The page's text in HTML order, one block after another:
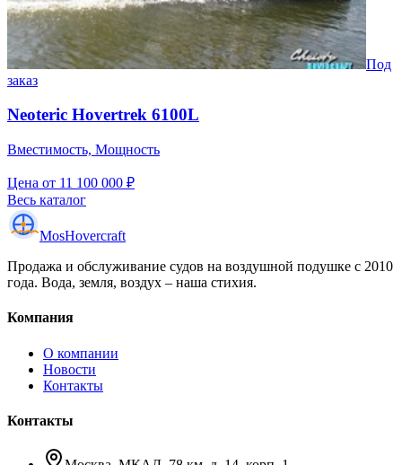
Под
заказ
Neoteric Hovertrek 6100L
Вместимость, Мощность
Цена от 11 100 000 ₽
Весь каталог
MosHovercraft
Продажа и обслуживание судов на воздушной подушке с 2010
года. Вода, земля, воздух – наша стихия.
Компания
О компании
Новости
Контакты
Контакты